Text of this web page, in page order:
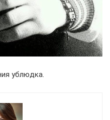
ублюдка.